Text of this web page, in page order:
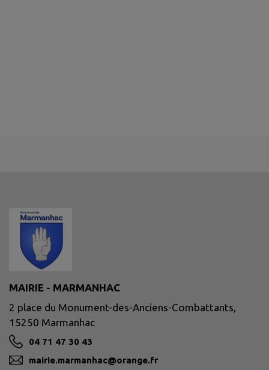
MAIRIE - MARMANHAC
2 place du Monument-des-Anciens-Combattants,
15250 Marmanhac
04 71 47 30 43
mairie.marmanhac@orange.fr